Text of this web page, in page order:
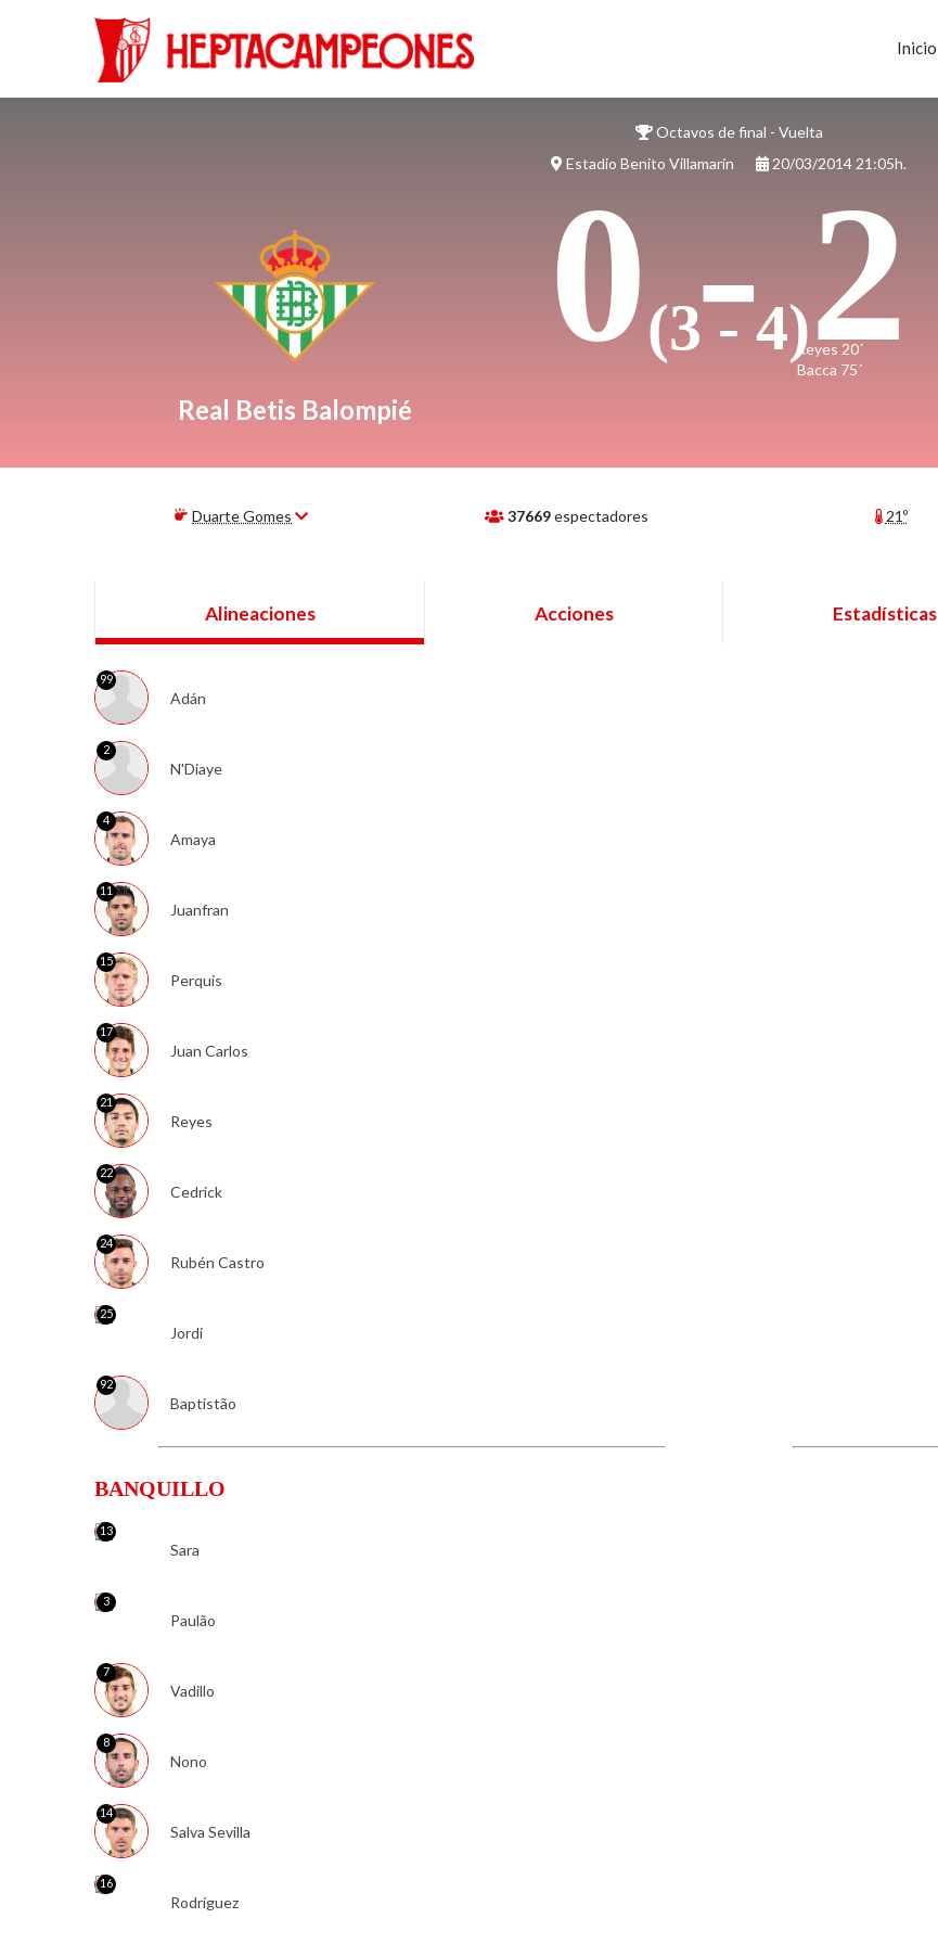
Inicio
Octavos de final - Vuelta
Estadio Benito Villamarín
20/03/2014 21:05h.
Real Betis Balompié
0 - 2
(3 - 4)Reyes 20´
Bacca 75´
Duarte Gomes 37669espectadores 21º
Alineaciones Acciones Estadísticas
99
Adán
2
N'Diaye
4
Amaya
11
Juanfran
15
Perquis
17
Juan Carlos
21
Reyes
22
Cedrick
24
Rubén Castro
25
Jordi
92
Baptistão
BANQUILLO
13
Sara
3
Paulão
7
Vadillo
8
Nono
14
Salva Sevilla
16
Rodríguez